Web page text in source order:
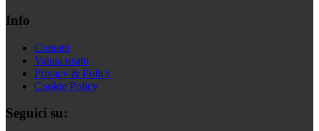
Info
Contatti
Valuta usato
Privacy & Policy
Cookie Policy
Seguici su: